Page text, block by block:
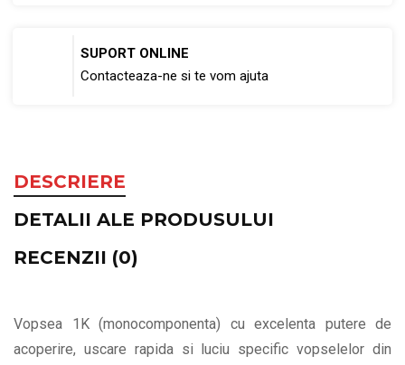
SUPORT ONLINE
Contacteaza-ne si te vom ajuta
DESCRIERE
DETALII ALE PRODUSULUI
RECENZII (0)
Vopsea 1K (monocomponenta) cu excelenta putere de
acoperire, uscare rapida si luciu specific vopselelor din